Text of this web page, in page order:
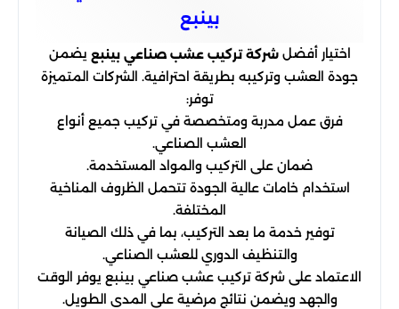
بينبع
اختيار أفضلشركة تركيب عشب صناعي بينبع يضمن
جودة العشب وتركيبه بطريقة احترافية. الشركات المتميزة
توفر:
فرق عمل مدربة ومتخصصة في تركيب جميع أنواع
العشب الصناعي.
ضمان على التركيب والمواد المستخدمة.
استخدام خامات عالية الجودة تتحمل الظروف المناخية
المختلفة.
توفير خدمة ما بعد التركيب، بما في ذلك الصيانة
والتنظيف الدوري للعشب الصناعي.
الاعتماد على شركة تركيب عشب صناعي بينبع يوفر الوقت
والجهد ويضمن نتائج مرضية على المدى الطويل.